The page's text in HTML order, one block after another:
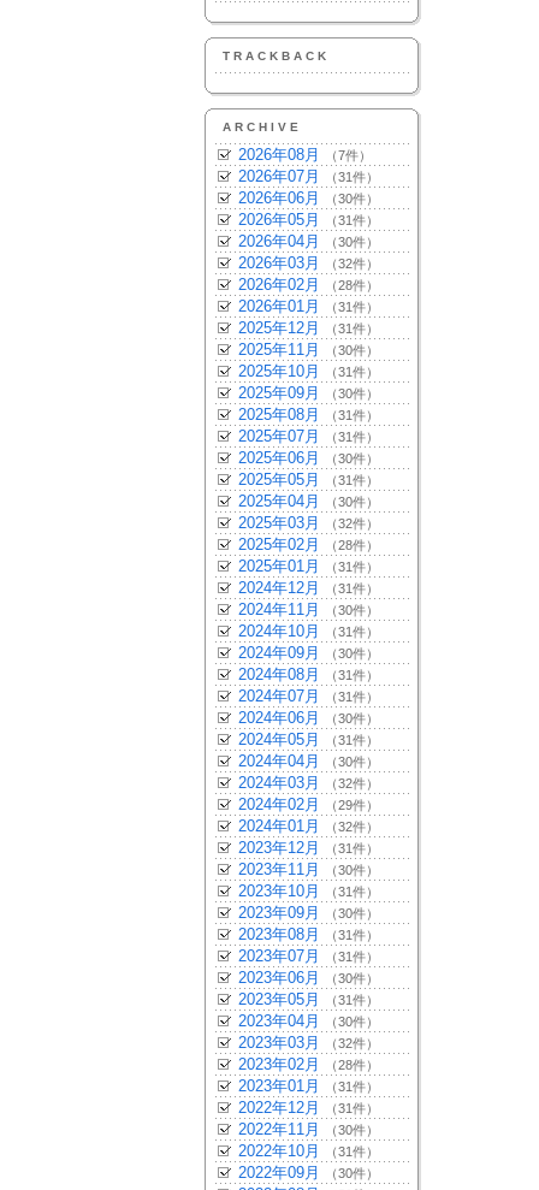
TRACKBACK
ARCHIVE
2026年08月 （7件）
2026年07月 （31件）
2026年06月 （30件）
2026年05月 （31件）
2026年04月 （30件）
2026年03月 （32件）
2026年02月 （28件）
2026年01月 （31件）
2025年12月 （31件）
2025年11月 （30件）
2025年10月 （31件）
2025年09月 （30件）
2025年08月 （31件）
2025年07月 （31件）
2025年06月 （30件）
2025年05月 （31件）
2025年04月 （30件）
2025年03月 （32件）
2025年02月 （28件）
2025年01月 （31件）
2024年12月 （31件）
2024年11月 （30件）
2024年10月 （31件）
2024年09月 （30件）
2024年08月 （31件）
2024年07月 （31件）
2024年06月 （30件）
2024年05月 （31件）
2024年04月 （30件）
2024年03月 （32件）
2024年02月 （29件）
2024年01月 （32件）
2023年12月 （31件）
2023年11月 （30件）
2023年10月 （31件）
2023年09月 （30件）
2023年08月 （31件）
2023年07月 （31件）
2023年06月 （30件）
2023年05月 （31件）
2023年04月 （30件）
2023年03月 （32件）
2023年02月 （28件）
2023年01月 （31件）
2022年12月 （31件）
2022年11月 （30件）
2022年10月 （31件）
2022年09月 （30件）